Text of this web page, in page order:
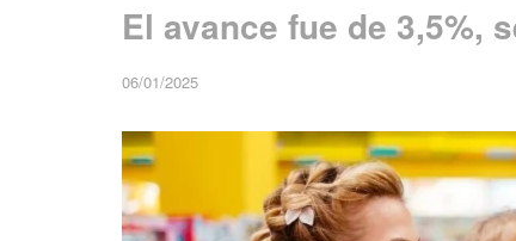
El avance fue de 3,5%,
06/01/2025